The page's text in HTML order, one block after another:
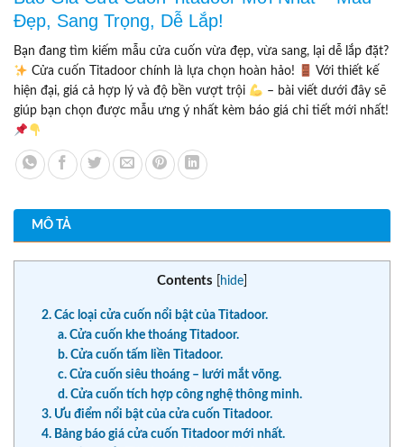
Đẹp, Sang Trọng, Dễ Lắp!
Bạn đang tìm kiếm mẫu cửa cuốn vừa đẹp, vừa sang, lại dễ lắp đặt?
Cửa cuốn Titadoor chính là lựa chọn hoàn hảo!
Với thiết kế
hiện đại, giá cả hợp lý và độ bền vượt trội
– bài viết dưới đây sẽ
giúp bạn chọn được mẫu ưng ý nhất kèm báo giá chi tiết mới nhất!
MÔ TẢ
Contents hide
2. Các loại cửa cuốn nổi bật của Titadoor.
a. Cửa cuốn khe thoáng Titadoor.
b. Cửa cuốn tấm liền Titadoor.
c. Cửa cuốn siêu thoáng – lưới mắt võng.
d. Cửa cuốn tích hợp công nghệ thông minh.
3. Ưu điểm nổi bật của cửa cuốn Titadoor.
4. Bảng báo giá cửa cuốn Titadoor mới nhất.